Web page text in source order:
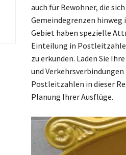
auch für Bewohner, die
Gemeindegrenzen
Gebiet haben spezielle
Einteilung in
zu erkunden. Laden Sie
und
Postleitzahlen in dieser
Planung Ihrer Ausflüge.